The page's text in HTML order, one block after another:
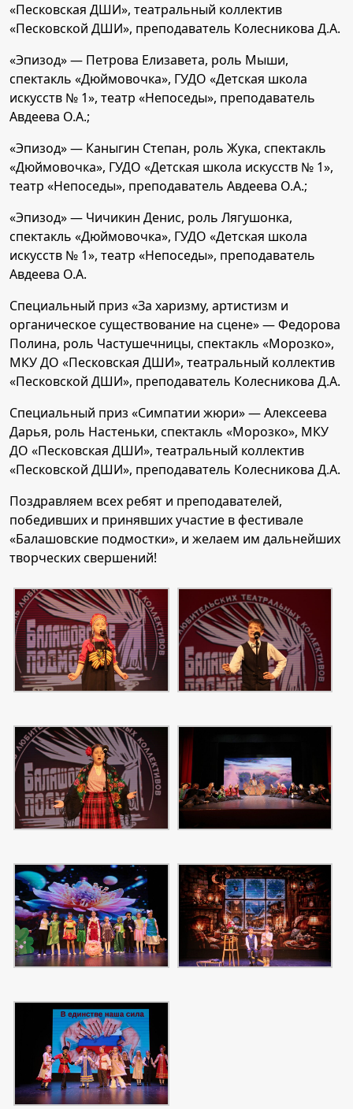
«Песковская ДШИ», театральный коллектив
«Песковской ДШИ», преподаватель Колесникова Д.А.
«Эпизод» — Петрова Елизавета, роль Мыши,
спектакль «Дюймовочка», ГУДО «Детская школа
искусств № 1», театр «Непоседы», преподаватель
Авдеева О.А.;
«Эпизод» — Каныгин Степан, роль Жука, спектакль
«Дюймовочка», ГУДО «Детская школа искусств № 1»,
театр «Непоседы», преподаватель Авдеева О.А.;
«Эпизод» — Чичикин Денис, роль Лягушонка,
спектакль «Дюймовочка», ГУДО «Детская школа
искусств № 1», театр «Непоседы», преподаватель
Авдеева О.А.
Специальный приз «За харизму, артистизм и
органическое существование на сцене» — Федорова
Полина, роль Частушечницы, спектакль «Морозко»,
МКУ ДО «Песковская ДШИ», театральный коллектив
«Песковской ДШИ», преподаватель Колесникова Д.А.
Специальный приз «Симпатии жюри» — Алексеева
Дарья, роль Настеньки, спектакль «Морозко», МКУ
ДО «Песковская ДШИ», театральный коллектив
«Песковской ДШИ», преподаватель Колесникова Д.А.
Поздравляем всех ребят и преподавателей,
победивших и принявших участие в фестивале
«Балашовские подмостки», и желаем им дальнейших
творческих свершений!